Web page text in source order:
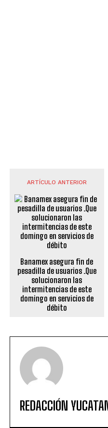
ARTÍCULO ANTERIOR
Banamex asegura fin de
pesadilla de usuarios .Que
solucionaron las
intermitencias de este
domingo en servicios de
débito
REDACCIÓN